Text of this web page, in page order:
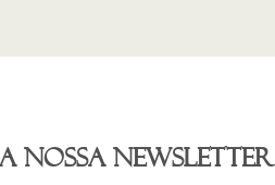
a nossa newsletter